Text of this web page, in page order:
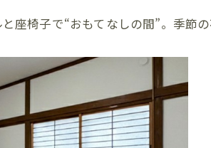
座椅子で“おもてなしの間”。季節